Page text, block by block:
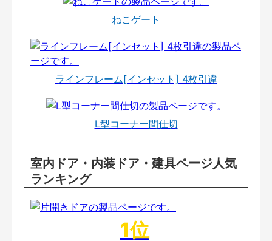
ねこゲート
ラインフレーム[インセット] 4枚引違
L型コーナー間仕切
室内ドア・内装ドア・建具ページ人気
ランキング